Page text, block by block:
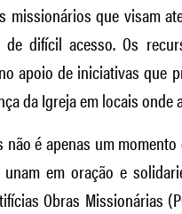
missionários que visam
de difícil acesso. Os
apoio de iniciativas que
da Igreja em locais onde
não é apenas um
em oração e
Obras Missionárias